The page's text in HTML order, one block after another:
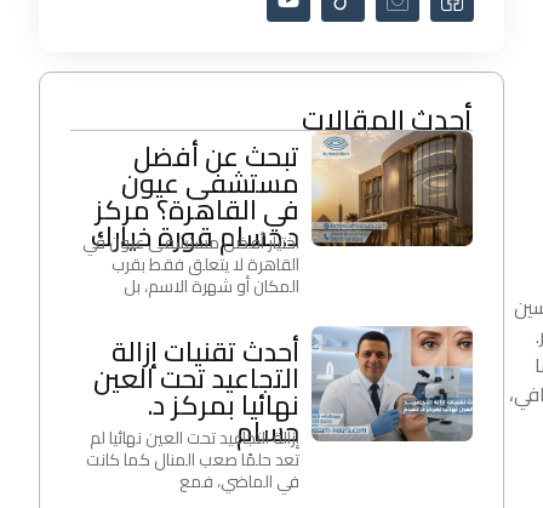
أحدث المقالات
تبحث عن أفضل
مستشفى عيون
في القاهرة؟ مركز
د.حسام قورة خيارك
اختيار أفضل مستشفى عيون في
القاهرة لا يتعلق فقط بقرب
المكان أو شهرة الاسم، بل
أحدث تقنيات إزالة
التجاعيد تحت العين
نهائيا بمركز د.
حسام
إزالة التجاعيد تحت العين نهائيا لم
تعد حلمًا صعب المنال كما كانت
في الماضي، فمع